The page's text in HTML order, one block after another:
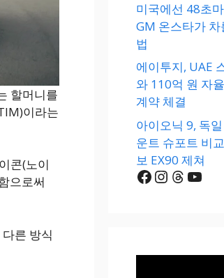
할머니를
이라는
콘(노이
으로써
른 방식
미국에선 48초
GM 온스타가
법
에이투지, UAE
와 110억 원 자
계약 체결
아이오닉 9, 독
운트 슈포트 비
보 EX90 제쳐
Facebook
Instagram
Threads